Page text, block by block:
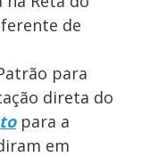
de
para
direta do
para a
em